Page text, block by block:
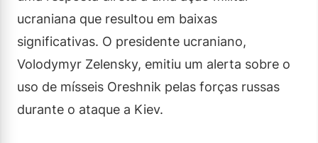
ucraniana que resultou em baixas
significativas. O presidente ucraniano,
Volodymyr Zelensky, emitiu um alerta sobre o
uso de mísseis Oreshnik pelas forças russas
durante o ataque a Kiev.